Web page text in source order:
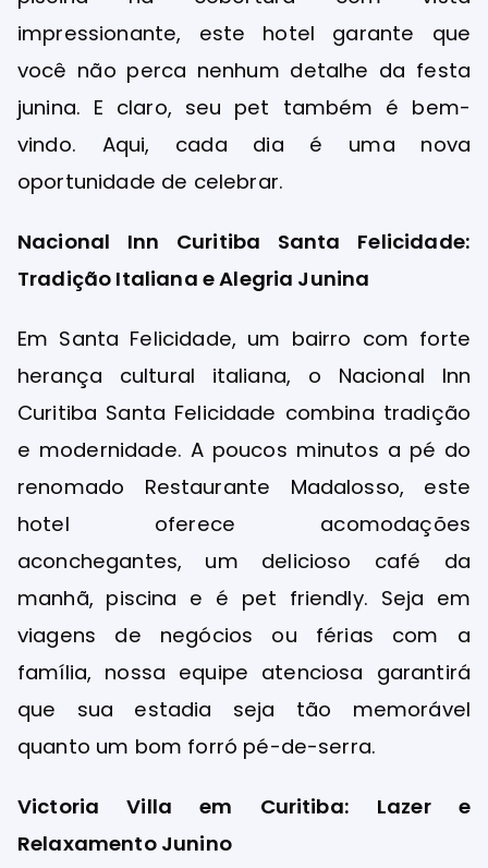
impressionante, este hotel garante que
você não perca nenhum detalhe da festa
junina. E claro, seu pet também é bem-
vindo. Aqui, cada dia é uma nova
oportunidade de celebrar.
Nacional Inn Curitiba Santa Felicidade:
Tradição Italiana e Alegria Junina
Em Santa Felicidade, um bairro com forte
herança cultural italiana, o Nacional Inn
Curitiba Santa Felicidade combina tradição
e modernidade. A poucos minutos a pé do
renomado Restaurante Madalosso, este
hotel oferece acomodações
aconchegantes, um delicioso café da
manhã, piscina e é pet friendly. Seja em
viagens de negócios ou férias com a
família, nossa equipe atenciosa garantirá
que sua estadia seja tão memorável
quanto um bom forró pé-de-serra.
Victoria Villa em Curitiba: Lazer e
Relaxamento Junino